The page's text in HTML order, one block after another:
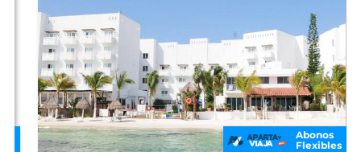
Abonos
Flexibles